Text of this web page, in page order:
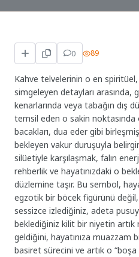
0 89
Kahve telvelerinin o en
simgeleyen detayları arasında,
kenarlarında veya tabağın dış
temsil eden o sakin
bacakları, dua eder gibi
bekleyen vakur duruşuyla
silüetiyle karşılaşmak, falın
rehberlik ve hayatınızdaki o
düzlemine taşır. Bu sembol,
egzotik bir böcek figürünü
sessizce izlediğiniz, adeta
beklediğiniz kilit bir niyetin
geldiğini, hayatınıza muazzam
basiret sürecini ve artık o